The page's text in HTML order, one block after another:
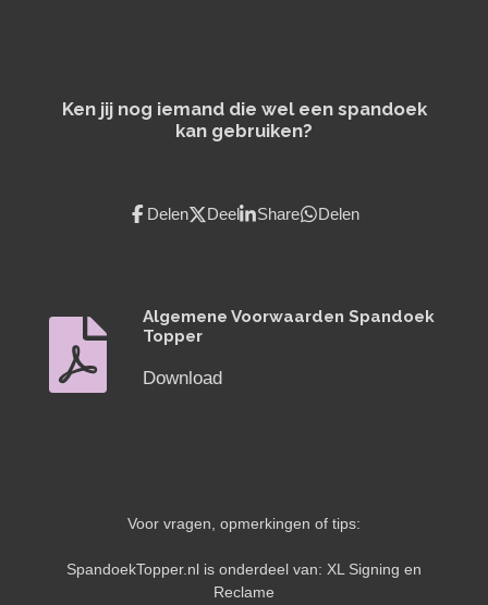
Ken jij nog iemand die wel een spandoek
kan gebruiken?
Delen Deel Share Delen
Algemene Voorwaarden Spandoek
Topper
Download
Voor vragen, opmerkingen of tips:
SpandoekTopper.nl is onderdeel van: XL Signing en
Reclame